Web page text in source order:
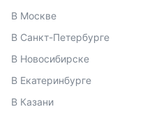
В Москве
В Санкт-Петербурге
В Новосибирске
В Екатеринбурге
В Казани